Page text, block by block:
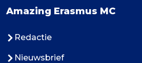
Amazing Erasmus MC
Redactie
Nieuwsbrief